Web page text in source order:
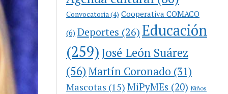
Convocatoria (4) Cooperativa COMACO
(6) Deportes (26)Educación
(259)José León Suárez
(56)Martín Coronado (31)
Mascotas (15) MiPyMEs (20) Niños